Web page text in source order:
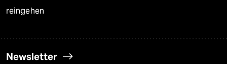
reingehen
Newsletter